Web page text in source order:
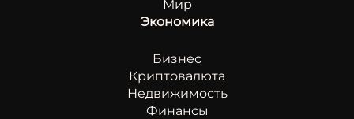
Мир
Экономика
Бизнес
Криптовалюта
Недвижимость
Финансы